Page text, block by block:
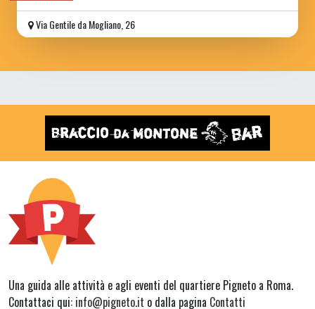
Via Gentile da Mogliano, 26
Una guida alle attività e agli eventi del quartiere Pigneto a Roma.
Contattaci qui: info@pigneto.it o dalla pagina Contatti